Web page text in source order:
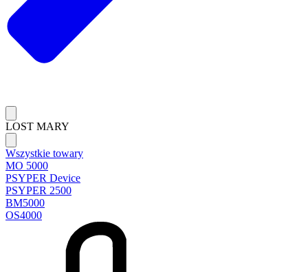
LOST MARY
Wszystkie towary
MO 5000
PSYPER Device
PSYPER 2500
BM5000
OS4000